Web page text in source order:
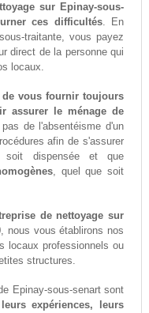
sur Epinay-sous-
ces difficultés. En
traitante, vous payez
direct de la personne qui
locaux.
de vous fournir toujours
assurer le ménage de
de l'absentéisme d'un
afin de s'assurer
soit dispensée et que
, quel que soit
de nettoyage sur
nous vous établirons nos
locaux professionnels ou
structures.
Epinay-sous-senart sont
leurs expériences, leurs